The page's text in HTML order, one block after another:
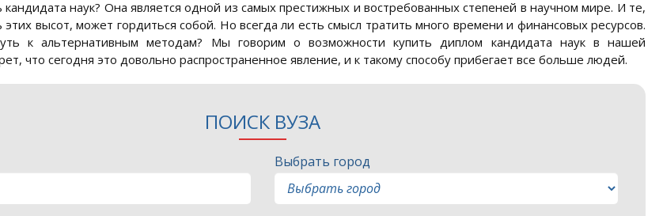
наук? Она является одной из самых престижных и востребованных степеней в научном мире. И те,
этих высот, может гордиться собой. Но всегда ли есть смысл тратить много времени и финансовых ресурсов.
к альтернативным методам? Мы говорим о возможности купить диплом кандидата наук в нашей
что сегодня это довольно распространенное явление, и к такому способу прибегает все больше людей.
ПОИСК ВУЗА
Выбрать город